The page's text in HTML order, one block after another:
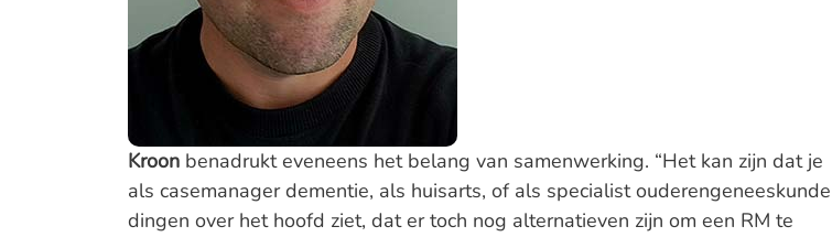
Kroonbenadrukt eveneens het belang van samenwerking. “Het kan zijn dat je
als casemanager dementie, als huisarts, of als specialist ouderengeneeskunde
dingen over het hoofd ziet, dat er toch nog alternatieven zijn om een RM te